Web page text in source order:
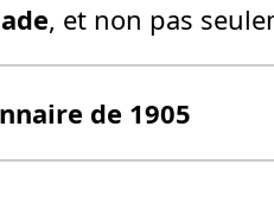
, et non pas
de 1905